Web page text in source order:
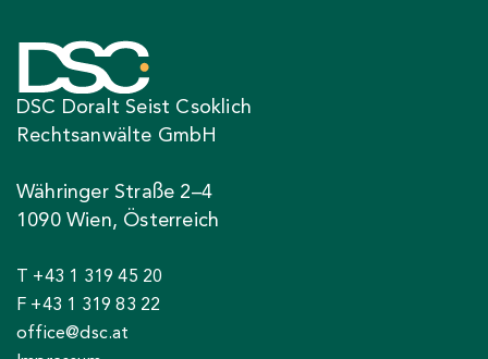
DSC Doralt Seist Csoklich
Rechtsanwälte GmbH
Währinger Straße 2–4
1090 Wien, Österreich
T +43 1 319 45 20
F +43 1 319 83 22
office@dsc.at